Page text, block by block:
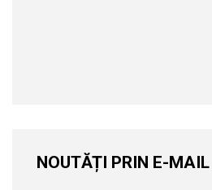
NOUTĂȚI PRIN E-MAIL